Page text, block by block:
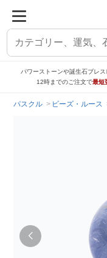
パワーストーンや誕生石ブレ
12時までのご注文で最短
パスクル ビーズ・ルース